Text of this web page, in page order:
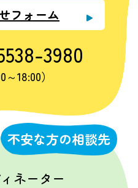
フォーム
3980
～18:00）
不安な方の相談先
ネーター